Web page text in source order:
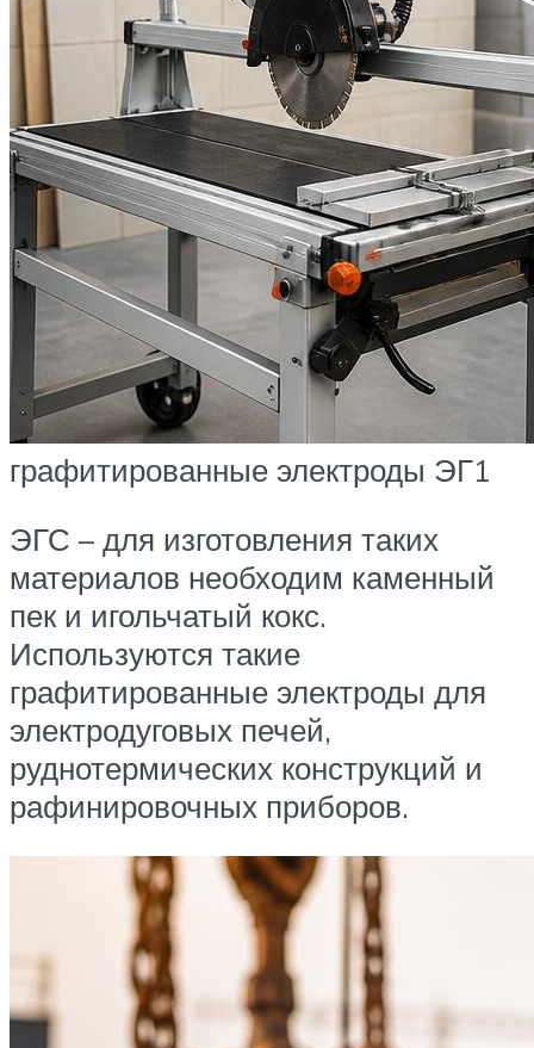
графитированные электроды ЭГ1
ЭГС – для изготовления таких
материалов необходим каменный
пек и игольчатый кокс.
Используются такие
графитированные электроды для
электродуговых печей,
руднотермических конструкций и
рафинировочных приборов.